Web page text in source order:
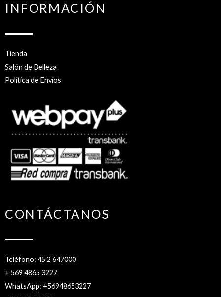
INFORMACIÓN
Tienda
Salón de Belleza
Política de Envíos
CONTÁCTANOS
Teléfono: 45 2 647000
+ 569 4865 3227
WhatsApp: +56948653227